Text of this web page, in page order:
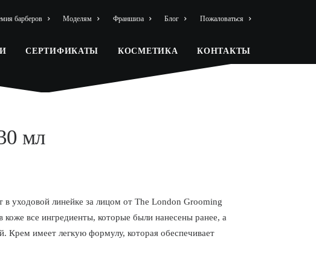
барберов Моделям Франшиза Блог Пожаловаться
СЕРТИФИКАТЫ КОСМЕТИКА КОНТАКТЫ
мл
уходовой линейке за лицом от The London Grooming
все ингредиенты, которые были нанесены ранее, а
Крем имеет легкую формулу, которая обеспечивает